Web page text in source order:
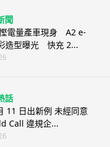
聞
電量產車現身 A2 e-
造型曝光 快充 2...
話
11 日出新例 未經同意
Call 違規企...